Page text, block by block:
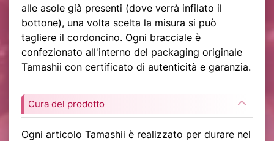
alle asole già presenti (dove verrà infilato il
bottone), una volta scelta la misura si può
tagliere il cordoncino. Ogni bracciale è
confezionato all'interno del packaging originale
Tamashii con certificato di autenticità e garanzia.
Cura del prodotto
Ogni articolo Tamashii è realizzato per durare nel